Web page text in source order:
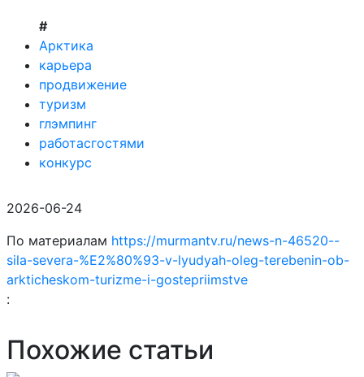
#
Арктика
карьера
продвижение
туризм
глэмпинг
работасгостями
конкурс
2026-06-24
По материалам https://murmantv.ru/news-n-46520--
sila-severa-%E2%80%93-v-lyudyah-oleg-terebenin-ob-
arkticheskom-turizme-i-gostepriimstve
:
Похожие статьи